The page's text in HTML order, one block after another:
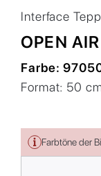
Interface
OPEN
Farbe:
Format: 50
Farbtöne der